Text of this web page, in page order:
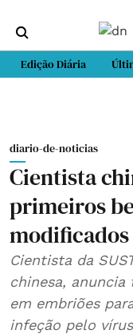
Edição Diária
diario-de-noticias
Cientista
primeiros
modificados
Cientista da
chinesa,
em embriões
infeção pelo